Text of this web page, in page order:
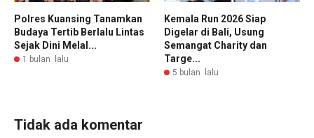
Polres Kuansing Tanamkan
Budaya Tertib Berlalu Lintas
Sejak Dini Melal...
1 bulan lalu
Kemala Run 2026 Siap
Digelar di Bali, Usung
Semangat Charity dan
Targe...
5 bulan lalu
Tidak ada komentar